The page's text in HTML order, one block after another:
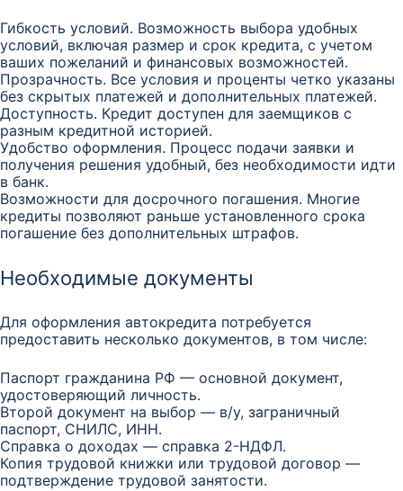
Гибкость условий. Возможность выбора удобных
условий, включая размер и срок кредита, с учетом
ваших пожеланий и финансовых возможностей.
Прозрачность. Все условия и проценты четко указаны
без скрытых платежей и дополнительных платежей.
Доступность. Кредит доступен для заемщиков с
разным кредитной историей.
Удобство оформления. Процесс подачи заявки и
получения решения удобный, без необходимости идти
в банк.
Возможности для досрочного погашения. Многие
кредиты позволяют раньше установленного срока
погашение без дополнительных штрафов.
Необходимые документы
Для оформления автокредита потребуется
предоставить несколько документов, в том числе:
Паспорт гражданина РФ — основной документ,
удостоверяющий личность.
Второй документ на выбор — в/у, заграничный
паспорт, СНИЛС, ИНН.
Справка о доходах — справка 2-НДФЛ.
Копия трудовой книжки или трудовой договор —
подтверждение трудовой занятости.